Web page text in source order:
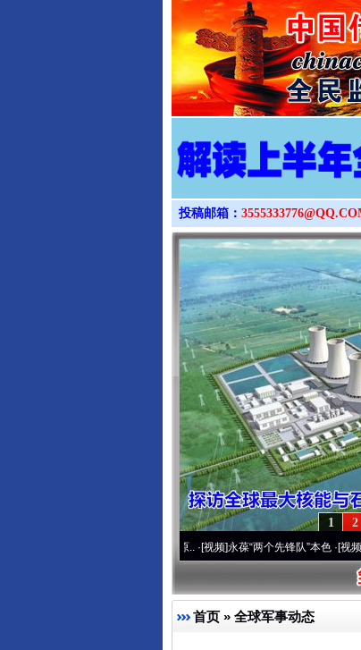
投稿邮箱：
2
1
·[视频]永葆“两个先锋队”本色·[视频]牢记初
首页 » 全球军事动态